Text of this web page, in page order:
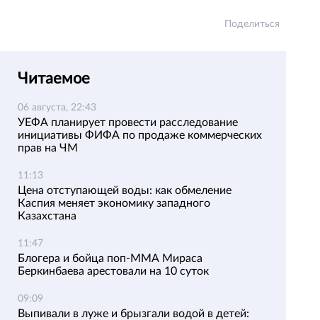
Поделиться
Читаемое
06 августа, 22:43
УЕФА планирует провести расследование
инициативы ФИФА по продаже коммерческих
прав на ЧМ
11:13
Цена отступающей воды: как обмеление
Каспия меняет экономику западного
Казахстана
11:47
Блогера и бойца поп-ММА Мираса
Беркинбаева арестовали на 10 суток
09:09
Выпивали в луже и брызгали водой в детей: